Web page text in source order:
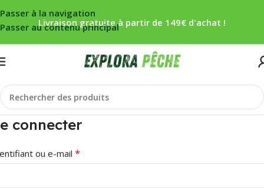
Passer à la navigation
Passer au contenu principal
Livraison gratuite à partir de 149€ d'achat !
connecter
ou e-mail *